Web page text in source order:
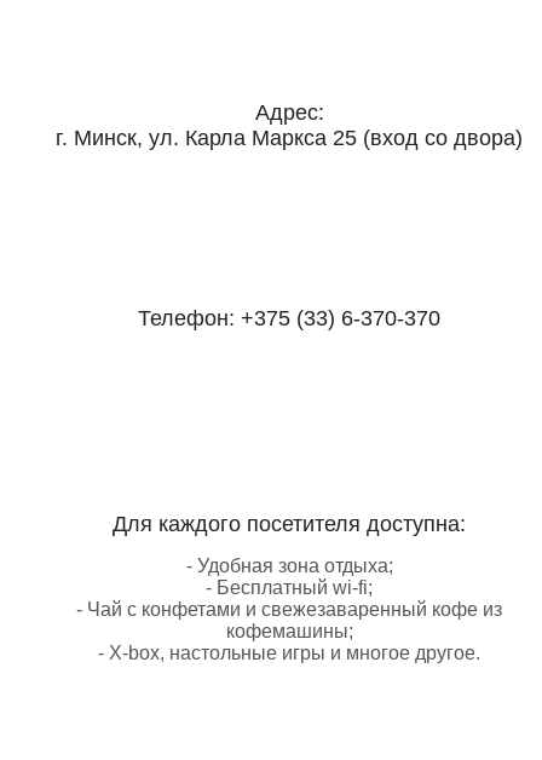
Адрес:
г. Минск, ул. Карла Маркса 25 (вход со двора)
Телефон: +375 (33) 6-370-370
Для каждого посетителя доступна:
- Удобная зона отдыха;
- Бесплатный wi-fi;
- Чай с конфетами и свежезаваренный кофе из
кофемашины;
- X-box, настольные игры и многое другое.